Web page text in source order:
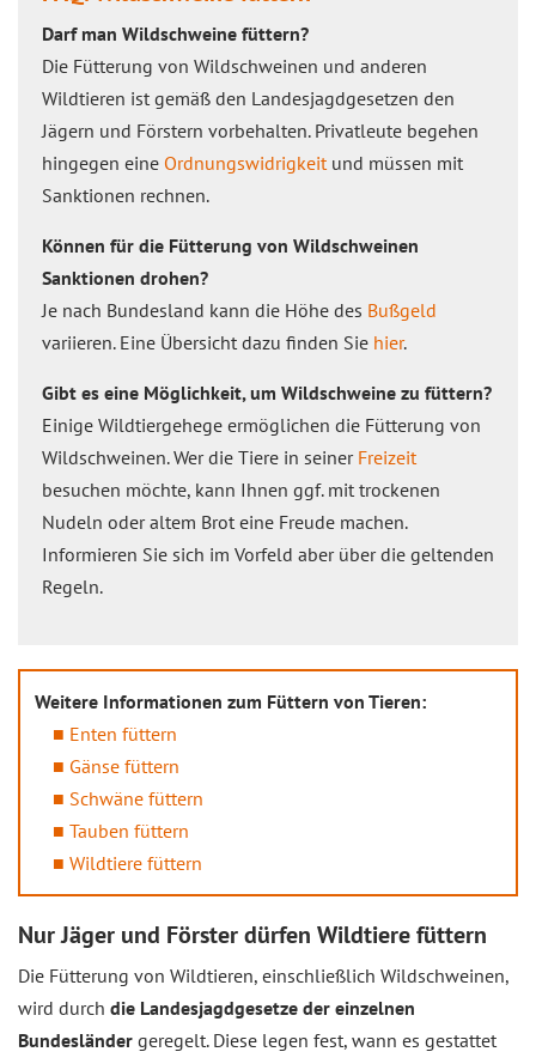
Darf man Wildschweine füttern?
Die Fütterung von Wildschweinen und anderen
Wildtieren ist gemäß den Landesjagdgesetzen den
Jägern und Förstern vorbehalten. Privatleute begehen
hingegen eine Ordnungswidrigkeitund müssen mit
Sanktionen rechnen.
Können für die Fütterung von Wildschweinen
Sanktionen drohen?
Je nach Bundesland kann die Höhe des Bußgeld
variieren. Eine Übersicht dazu finden Sie hier.
Gibt es eine Möglichkeit, um Wildschweine zu füttern?
Einige Wildtiergehege ermöglichen die Fütterung von
Wildschweinen. Wer die Tiere in seiner Freizeit
besuchen möchte, kann Ihnen ggf. mit trockenen
Nudeln oder altem Brot eine Freude machen.
Informieren Sie sich im Vorfeld aber über die geltenden
Regeln.
Weitere Informationen zum Füttern von Tieren:
Enten füttern
Gänse füttern
Schwäne füttern
Tauben füttern
Wildtiere füttern
Nur Jäger und Förster dürfen Wildtiere füttern
Die Fütterung von Wildtieren, einschließlich Wildschweinen,
wird durch die Landesjagdgesetze der einzelnen
Bundesländer geregelt. Diese legen fest, wann es gestattet